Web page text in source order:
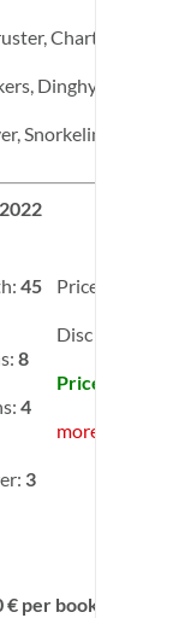
Chart plotter
Dinghy, Inverter,
Snorkeling
45
8
4
3
Price:
Disc C 1.1: -
Price:
more info
€ per booking